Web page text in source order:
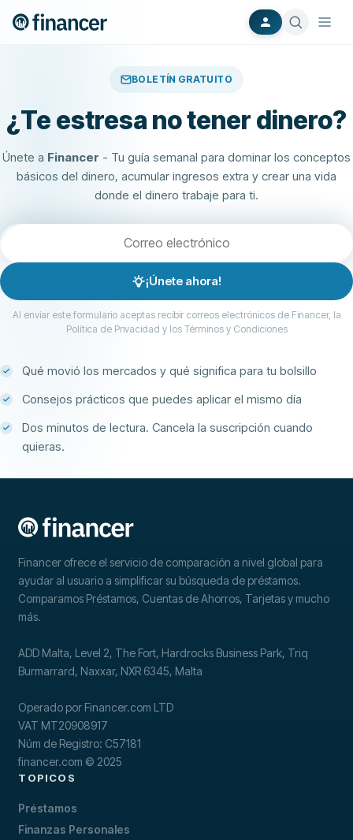
BOLETÍN GRATUITO
¿Te estresa no tener dinero?
Únete a Financer - Tu guía semanal para dominar los conceptos
básicos del dinero, acumular ingresos extra y crear una vida
donde el dinero trabaje para ti.
¡Únete ahora!
Al enviar este formulario aceptas recibir correos electrónicos de Financer, la
Política de Privacidad y los Términos y Condiciones
Qué movió los mercados y qué significa para tu bolsillo
Consejos prácticos que puedes aplicar el mismo día
Dos minutos de lectura. Cancela la suscripción cuando
quieras.
Financer ofrece el servicio de comparación a nivel global para
ayudar al usuario a simplificar su búsqueda de préstamos.
Comparamos Préstamos, Cuentas de Ahorros, Tarjetas y mucho
más.
ADD Malta, Level 2, The Fort, Hardrocks Business Park, Triq
Burmarrard, Naxxar, NXR 6345, Malta
Operado por Financer.com LTD
VAT MT20908917
Núm de Registro: C57181
financer.com © 2025
TOPICOS
Préstamos
Finanzas Personales